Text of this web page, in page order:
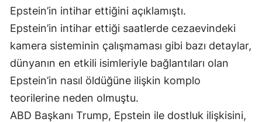
Epstein’in intihar ettiğini açıklamıştı.
Epstein’in intihar ettiği saatlerde cezaevindeki
kamera sisteminin çalışmaması gibi bazı detaylar,
dünyanın en etkili isimleriyle bağlantıları olan
Epstein’in nasıl öldüğüne ilişkin komplo
teorilerine neden olmuştu.
ABD Başkanı Trump, Epstein ile dostluk ilişkisini,